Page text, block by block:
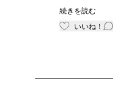
中国消費者
１９９２
そのころ
代未聞の景
続きを読む
いいね！